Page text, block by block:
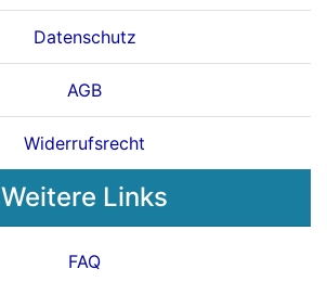
Datenschutz
AGB
Widerrufsrecht
Weitere Links
FAQ